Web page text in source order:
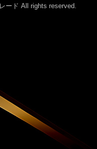
ード All rights reserved.